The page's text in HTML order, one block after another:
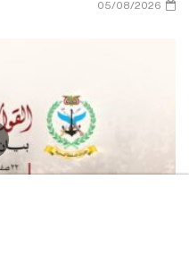
05/08/2026